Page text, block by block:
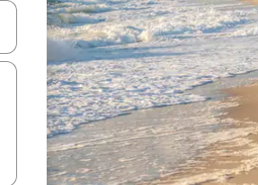
os usando as seta para cima e para